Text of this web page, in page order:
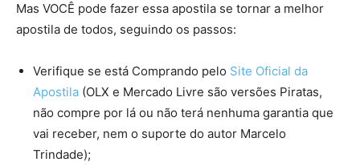
Mas VOCÊ pode fazer essa apostila se tornar a melhor
apostila de todos, seguindo os passos:
Verifique se está Comprando pelo Site Oficial da
Apostila (OLX e Mercado Livre são versões Piratas,
não compre por lá ou não terá nenhuma garantia que
vai receber, nem o suporte do autor Marcelo
Trindade);